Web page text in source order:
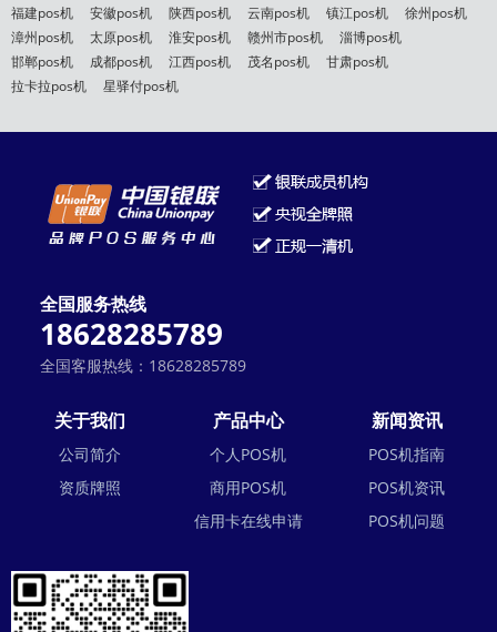
福建pos机
安徽pos机 陕西pos机 云南pos机 镇江pos机
徐州pos机
漳州pos机
太原pos机 淮安pos机 赣州市pos机
淄博pos机
邯郸pos机
成都pos机 江西pos机 茂名pos机
甘肃pos机
拉卡拉pos机
星驿付pos机
全国服务热线
18628285789
全国客服热线：18628285789
关于我们
公司简介
资质牌照
产品中心
个人POS机
商用POS机
信用卡在线申请
新闻资讯
POS机指南
POS机资讯
POS机问题